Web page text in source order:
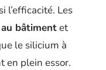
l’efficacité. Les
bâtimentet
le silicium à
en plein essor.